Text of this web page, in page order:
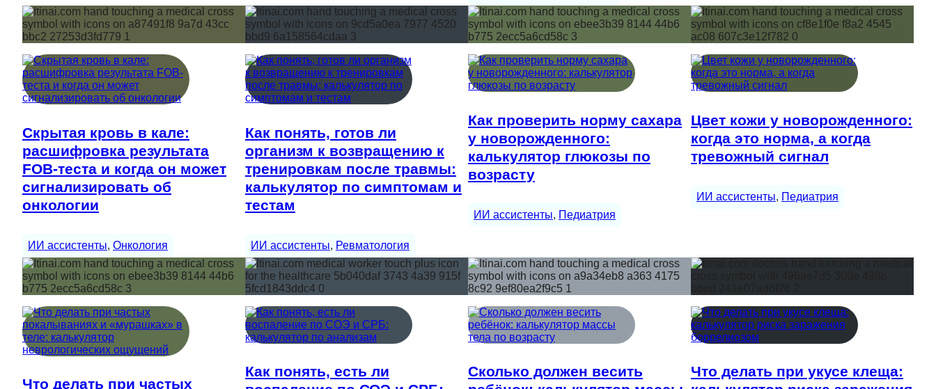
Скрытая кровь в кале:
расшифровка результата
FOB-теста и когда он может
сигнализировать об
онкологии
ИИ ассистенты, Онкология
Как понять, готов ли
организм к возвращению к
тренировкам после травмы:
калькулятор по симптомам и
тестам
ИИ ассистенты, Ревматология
Как проверить норму сахара
у новорожденного:
калькулятор глюкозы по
возрасту
ИИ ассистенты, Педиатрия
Цвет кожи у новорожденного:
когда это норма, а когда
тревожный сигнал
ИИ ассистенты, Педиатрия
Что делать при частых
Как понять, есть ли
Сколько должен весить
Что делать при укусе клеща: